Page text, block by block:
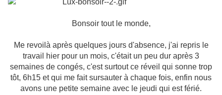
Bonsoir tout le monde,
Me revoilà après quelques jours d'absence, j'ai repris le
travail hier pour un mois, c'était un peu dur après 3
semaines de congés, c'est surtout ce réveil qui sonne trop
tôt, 6h15 et qui me fait sursauter à chaque fois, enfin nous
avons une petite semaine avec le jeudi qui est férié.